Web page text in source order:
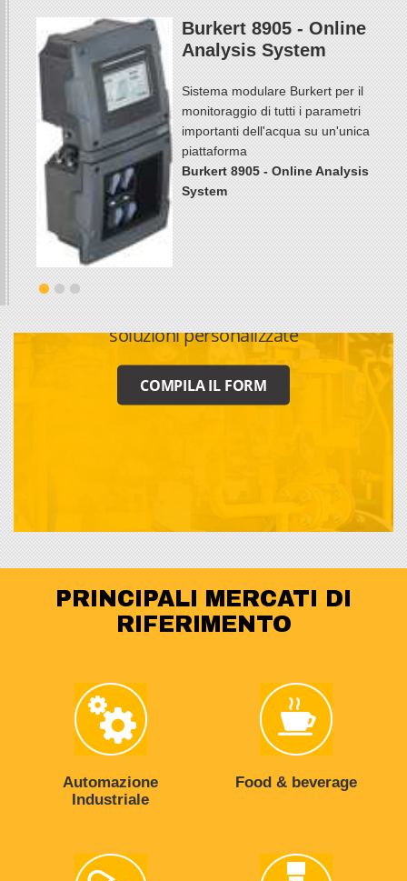
Burkert 8905 - Online
Analysis System
Sistema modulare Burkert per il
monitoraggio di tutti i parametri
importanti dell'acqua su un'unica
piattaforma
Burkert 8905 - Online Analysis
System
CONTATTACI
soluzioni personalizzate
COMPILA IL FORM
PRINCIPALI MERCATI DI
RIFERIMENTO
Automazione
Industriale
Food & beverage